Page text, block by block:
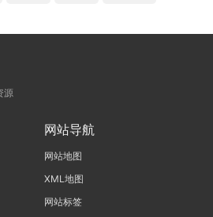
源
网站导航
网站地图
XML地图
网站标签